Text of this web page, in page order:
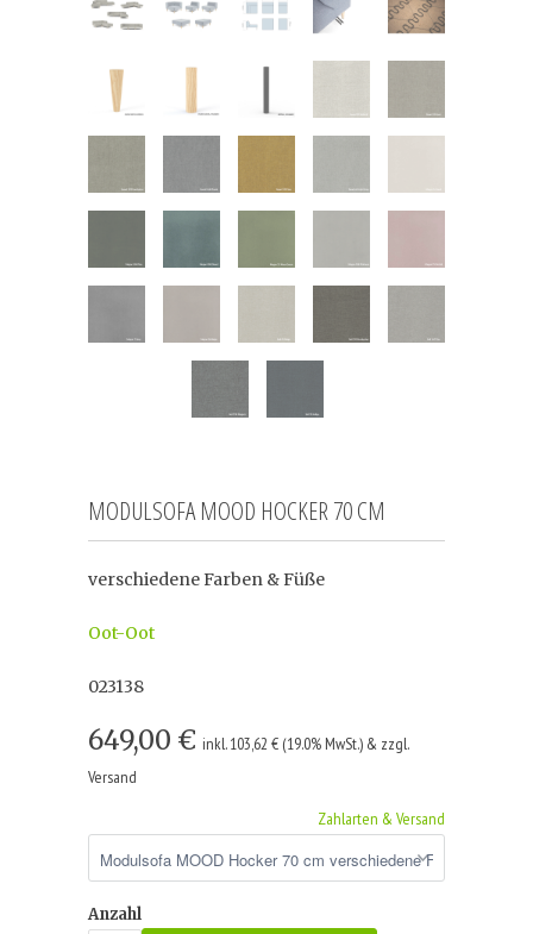
MODULSOFA MOOD HOCKER 70 CM
verschiedene Farben & Füße
Oot-Oot
023138
649,00 € inkl. 103,62 € (19.0% MwSt.) & zzgl.
Versand
Zahlarten & Versand
Anzahl